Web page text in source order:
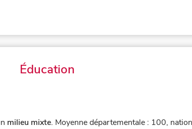
Éducation
milieu mixte. Moyenne départementale : 100,